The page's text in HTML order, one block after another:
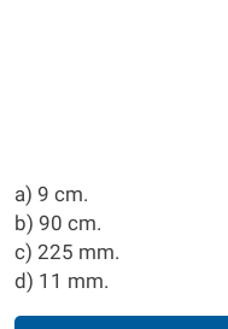
a) 9 cm.
b) 90 cm.
c) 225 mm.
d) 11 mm.